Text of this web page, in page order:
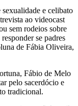
e celibato
ao videocast
sem rodeios sobre
se padres
de Fábia Oliveira,
Fábio de Melo
pelo sacerdócio e
tradicional.